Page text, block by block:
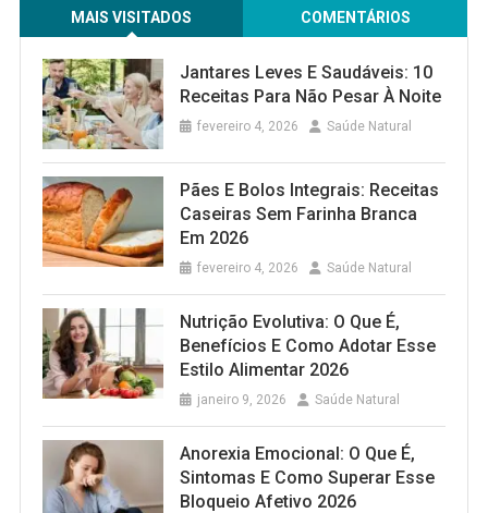
MAIS VISITADOS COMENTÁRIOS
Jantares Leves E Saudáveis: 10
Receitas Para Não Pesar À Noite
fevereiro 4, 2026 Saúde Natural
Pães E Bolos Integrais: Receitas
Caseiras Sem Farinha Branca
Em 2026
fevereiro 4, 2026 Saúde Natural
Nutrição Evolutiva: O Que É,
Benefícios E Como Adotar Esse
Estilo Alimentar 2026
janeiro 9, 2026 Saúde Natural
Anorexia Emocional: O Que É,
Sintomas E Como Superar Esse
Bloqueio Afetivo 2026